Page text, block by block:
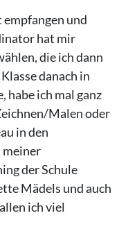
und
hat mir
die ich dann
danach in
ich mal ganz
Malen oder
in den
meiner
der Schule
Mädels und auch
ich viel